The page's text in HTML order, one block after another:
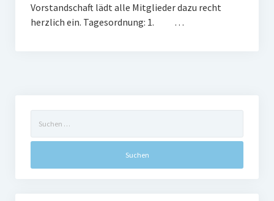
Kinderturnen 3 – 4 Jahre
Gremien
Vorstandschaft lädt alle Mitglieder dazu recht
herzlich ein. Tagesordnung: 1. …
nach: